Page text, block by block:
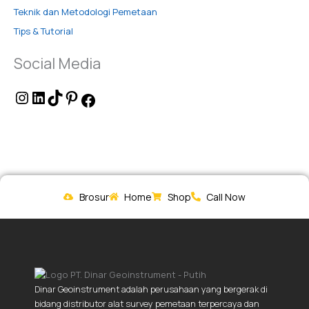
Teknik dan Metodologi Pemetaan
Tips & Tutorial
Social Media
Brosur Home Shop Call Now
Dinar Geoinstrument adalah perusahaan yang bergerak di
bidang distributor alat survey pemetaan terpercaya dan